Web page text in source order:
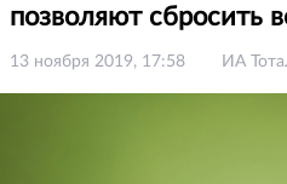
позволяют сбросить
13 ноября 2019, 17:58 ИА